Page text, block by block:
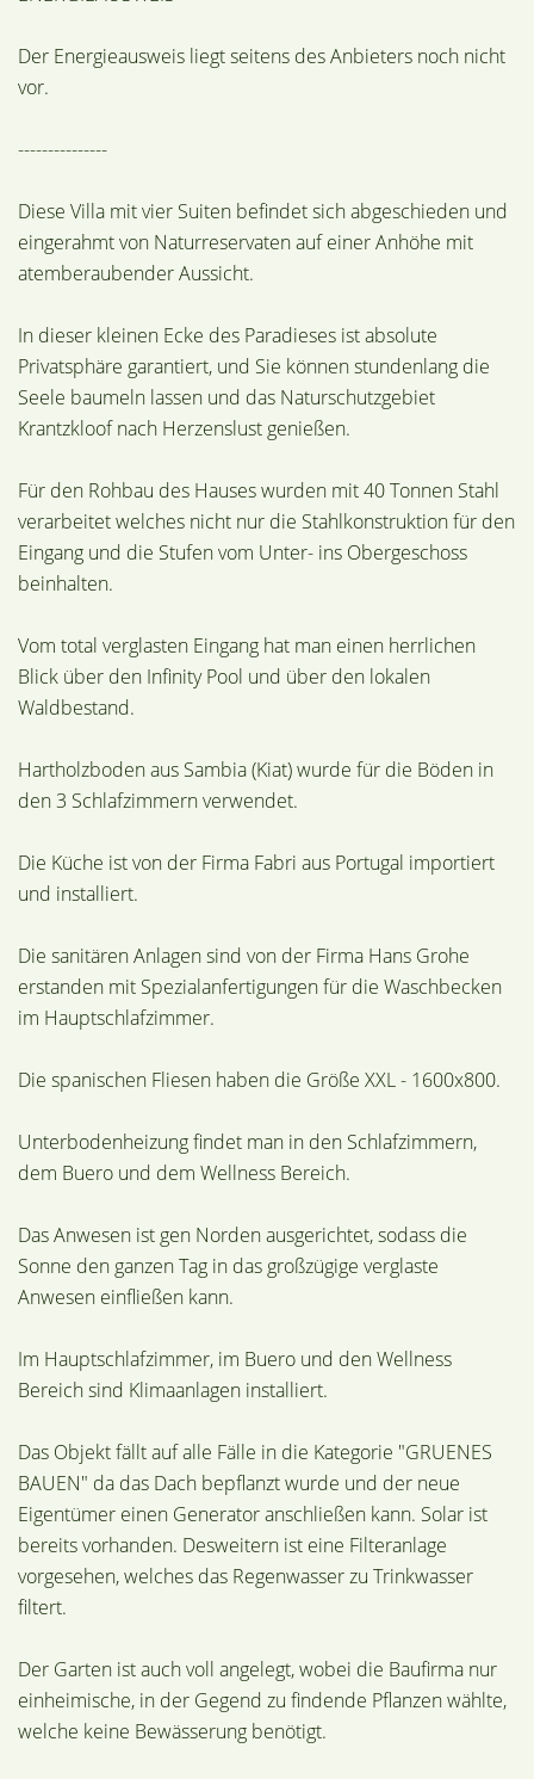
Der Energieausweis liegt seitens des Anbieters noch nicht
vor.
---------------
Diese Villa mit vier Suiten befindet sich abgeschieden und
eingerahmt von Naturreservaten auf einer Anhöhe mit
atemberaubender Aussicht.
In dieser kleinen Ecke des Paradieses ist absolute
Privatsphäre garantiert, und Sie können stundenlang die
Seele baumeln lassen und das Naturschutzgebiet
Krantzkloof nach Herzenslust genießen.
Für den Rohbau des Hauses wurden mit 40 Tonnen Stahl
verarbeitet welches nicht nur die Stahlkonstruktion für den
Eingang und die Stufen vom Unter- ins Obergeschoss
beinhalten.
Vom total verglasten Eingang hat man einen herrlichen
Blick über den Infinity Pool und über den lokalen
Waldbestand.
Hartholzboden aus Sambia (Kiat) wurde für die Böden in
den 3 Schlafzimmern verwendet.
Die Küche ist von der Firma Fabri aus Portugal importiert
und installiert.
Die sanitären Anlagen sind von der Firma Hans Grohe
erstanden mit Spezialanfertigungen für die Waschbecken
im Hauptschlafzimmer.
Die spanischen Fliesen haben die Größe XXL - 1600x800.
Unterbodenheizung findet man in den Schlafzimmern,
dem Buero und dem Wellness Bereich.
Das Anwesen ist gen Norden ausgerichtet, sodass die
Sonne den ganzen Tag in das großzügige verglaste
Anwesen einfließen kann.
Im Hauptschlafzimmer, im Buero und den Wellness
Bereich sind Klimaanlagen installiert.
Das Objekt fällt auf alle Fälle in die Kategorie "GRUENES
BAUEN" da das Dach bepflanzt wurde und der neue
Eigentümer einen Generator anschließen kann. Solar ist
bereits vorhanden. Desweitern ist eine Filteranlage
vorgesehen, welches das Regenwasser zu Trinkwasser
filtert.
Der Garten ist auch voll angelegt, wobei die Baufirma nur
einheimische, in der Gegend zu findende Pflanzen wählte,
welche keine Bewässerung benötigt.